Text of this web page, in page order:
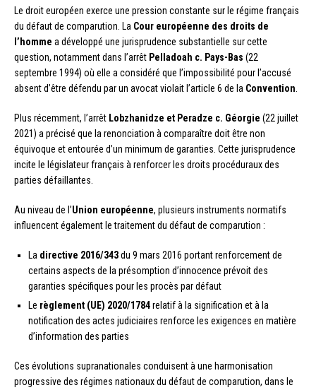
Le droit européen exerce une pression constante sur le régime français
du défaut de comparution. La Cour européenne des droits de
l’homme a développé une jurisprudence substantielle sur cette
question, notamment dans l’arrêt Pelladoah c. Pays-Bas (22
septembre 1994) où elle a considéré que l’impossibilité pour l’accusé
absent d’être défendu par un avocat violait l’article 6 de la Convention
Plus récemment, l’arrêt Lobzhanidze et Peradze c. Géorgie (22 juillet
2021) a précisé que la renonciation à comparaître doit être non
équivoque et entourée d’un minimum de garanties. Cette jurisprudence
incite le législateur français à renforcer les droits procéduraux des
parties défaillantes.
Au niveau de l’Union européenne, plusieurs instruments normatifs
influencent également le traitement du défaut de comparution :
La directive 2016/343du 9 mars 2016 portant renforcement de
certains aspects de la présomption d’innocence prévoit des
garanties spécifiques pour les procès par défaut
Le règlement (UE) 2020/1784relatif à la signification et à la
notification des actes judiciaires renforce les exigences en matière
d’information des parties
Ces évolutions supranationales conduisent à une harmonisation
progressive des régimes nationaux du défaut de comparution, dans le